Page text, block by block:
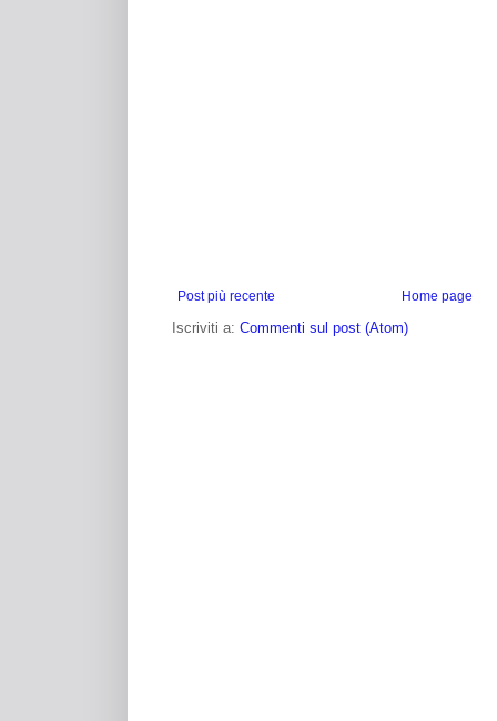
Post più recente Home page
Iscriviti a: Commenti sul post (Atom)